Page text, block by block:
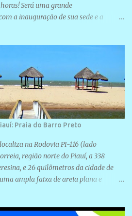
Será uma grande
a inauguração de sua sede e a
Praia do Barro Preto
na Rodovia PI-116 (lado
região norte do Piauí, a 338
e 26 quilômetros da cidade de
ampla faixa de areia plana e
de pedras que não chegam a 2 metros